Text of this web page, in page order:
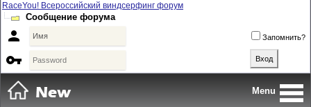
RaceYou! Всероссийский виндсерфинг форум
Сообщение форума
 Запомнить?

Menu